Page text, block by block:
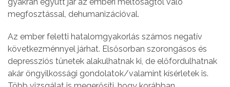
megfosztással, dehumanizációval.
Az ember feletti hatalomgyakorlás számos negatív
következménnyel járhat. Elsősorban szorongásos és
depressziós tünetek alakulhatnak ki, de előfordulhatnak
akár öngyilkossági gondolatok/valamint kísérletek is.